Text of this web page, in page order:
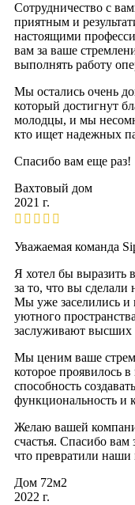
Сотрудничество с
приятным и
настоящими
вам за ваше
выполнять работу
Мы остались очень
который достигнут
молодцы, и мы
кто ищет надежных
Спасибо вам еще раз!
Вахтовый дом
2021 г.
Уважаемая команда
Я хотел бы выразить
за то, что вы
Мы уже заселились и
уютного
заслуживают высших
Мы ценим ваше
которое проявилось
способность
функциональность и
Желаю вашей
счастья. Спасибо
что превратили наши
Дом 72м2
2022 г.